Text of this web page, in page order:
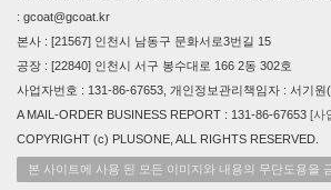
: gcoat@gcoat.kr
본사 : [21567] 인천시 남동구 문화서로3번길 15
공장 : [22840] 인천시 서구 봉수대로 166 2동 302호
사업자번호 : 131-86-67653, 개인정보관리책임자 : 서기
A MAIL-ORDER BUSINESS REPORT : 131-86-67653 [사
COPYRIGHT (c) PLUSONE, ALL RIGHTS RESERVED.
본 사이트에 사용 된 모든 이미지와 내용의 무단도용을